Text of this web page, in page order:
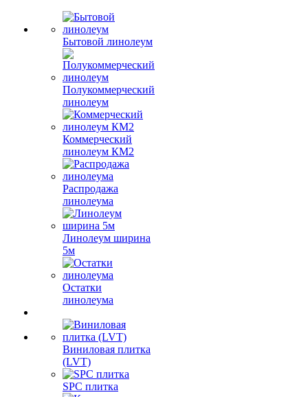
Бытовой линолеум
Полукоммерческий
линолеум
Коммерческий
линолеум КМ2
Распродажа
линолеума
Линолеум ширина
5м
Остатки
линолеума
Виниловая плитка
(LVT)
SPC плитка